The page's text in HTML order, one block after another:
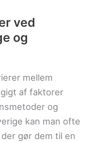
ved
og
mellem
af faktorer
og
kan man ofte
gør dem til en